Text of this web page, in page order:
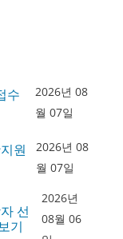
수
2026년 08
월 07일
원
2026년 08
월 07일
선
기
2026년
08월 06